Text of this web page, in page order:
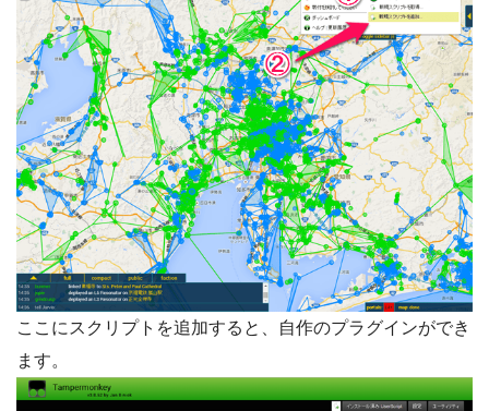
ここにスクリプトを追加すると、自作のプラグインができ
ます。